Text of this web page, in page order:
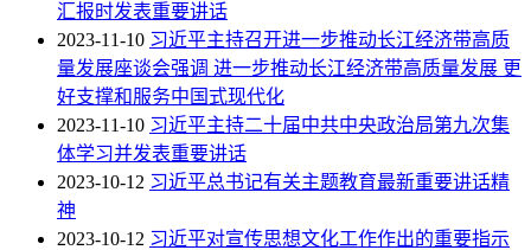
汇报时发表重要讲话
2023-11-10 习近平主持召开进一步推动长江经济带高质
量发展座谈会强调 进一步推动长江经济带高质量发展 更
好支撑和服务中国式现代化
2023-11-10 习近平主持二十届中共中央政治局第九次集
体学习并发表重要讲话
2023-10-12 习近平总书记有关主题教育最新重要讲话精
神
2023-10-12 习近平对宣传思想文化工作作出的重要指示